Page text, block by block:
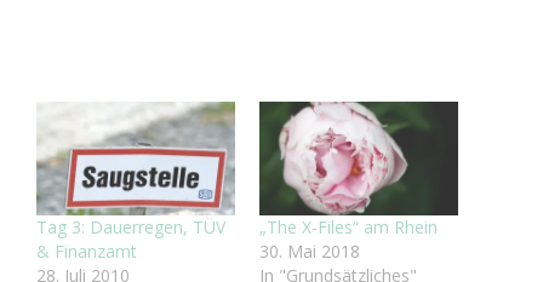
Tag 3: Dauerregen, TÜV
& Finanzamt
28. Juli 2010
„The X-Files“ am Rhein
30. Mai 2018
In "Grundsätzliches"